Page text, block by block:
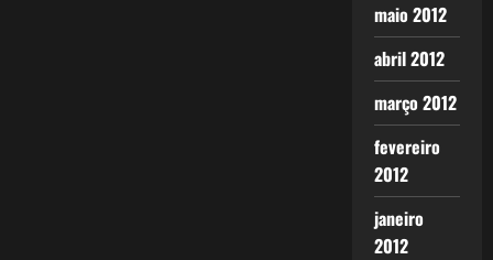
maio 2012
abril 2012
março 2012
fevereiro
2012
janeiro
2012